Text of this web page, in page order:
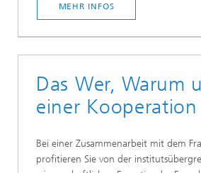
MEHR INFOS
Das Wer, Warum
einer Kooperation
Bei einer Zusammenarbeit mit dem
profitieren Sie von der